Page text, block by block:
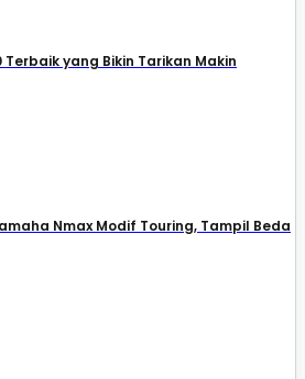
Terbaik yang Bikin Tarikan Makin
Nmax Modif Touring, Tampil Beda